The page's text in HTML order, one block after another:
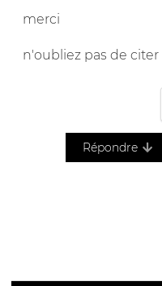
merci
n'oubliez pas de citer
Répondre